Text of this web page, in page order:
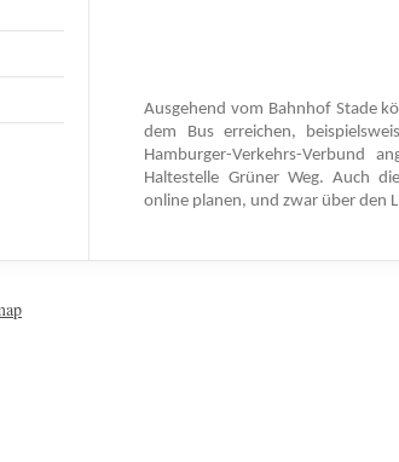
Ausgehend vom Bahnhof Stade
dem Bus erreichen,
Hamburger-Verkehrs-Verbund
Haltestelle Grüner Weg. Auch
online planen, und zwar über den